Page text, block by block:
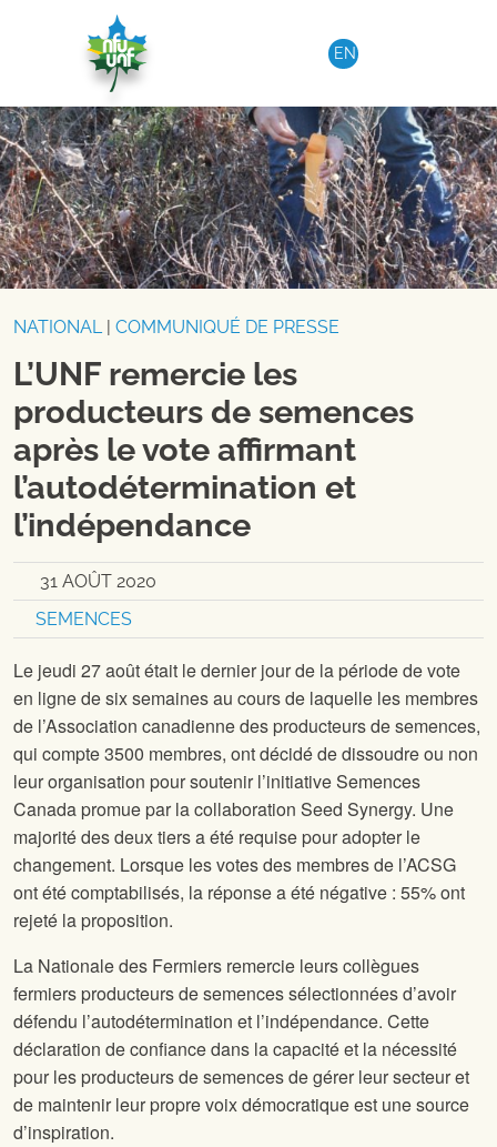
Aller au contenu
EN
NATIONAL| COMMUNIQUÉ DE PRESSE
L’UNF remercie les
producteurs de semences
après le vote affirmant
l’autodétermination et
l’indépendance
31 AOÛT 2020
SEMENCES
Le jeudi 27 août était le dernier jour de la période de vote
en ligne de six semaines au cours de laquelle les membres
de l’Association canadienne des producteurs de semences,
qui compte 3500 membres, ont décidé de dissoudre ou non
leur organisation pour soutenir l’initiative Semences
Canada promue par la collaboration Seed Synergy. Une
majorité des deux tiers a été requise pour adopter le
changement. Lorsque les votes des membres de l’ACSG
ont été comptabilisés, la réponse a été négative : 55% ont
rejeté la proposition.
La Nationale des Fermiers remercie leurs collègues
fermiers producteurs de semences sélectionnées d’avoir
défendu l’autodétermination et l’indépendance. Cette
déclaration de confiance dans la capacité et la nécessité
pour les producteurs de semences de gérer leur secteur et
de maintenir leur propre voix démocratique est une source
d’inspiration.